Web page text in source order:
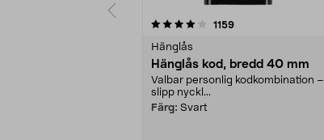
1159recensioner
Hänglås
Hänglås kod, bredd 40 mm
Valbar personlig kodkombination –
slipp nyckl...
Färg: Svart
4.0 av 5 stjärnor